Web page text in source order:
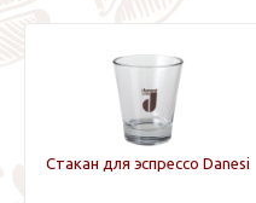
Стакан для эспрессо Danesi